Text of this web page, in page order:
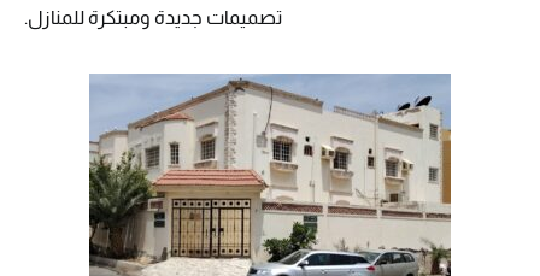
تصميمات جديدة ومبتكرة للمنازل.